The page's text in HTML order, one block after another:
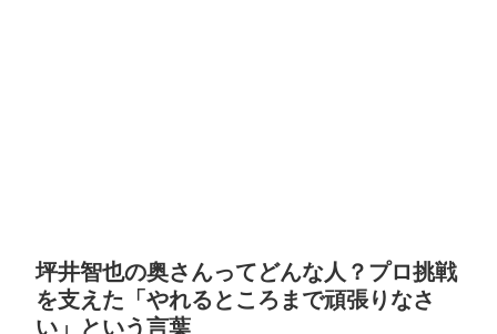
坪井智也の奥さんってどんな人？プロ挑戦
を支えた「やれるところまで頑張りなさ
い」という言葉